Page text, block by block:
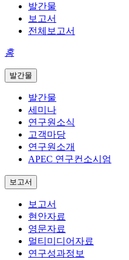
발간물
보고서
전체보고서
홈
발간물
발간물
세미나
연구원소식
고객마당
연구원소개
APEC 연구컨소시엄
보고서
보고서
현안자료
영문자료
멀티미디어자료
연구성과정보